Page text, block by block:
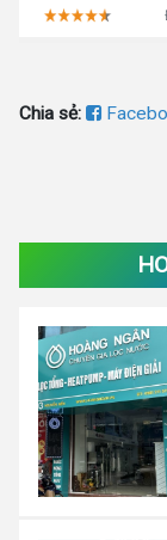
Chia sẻ: